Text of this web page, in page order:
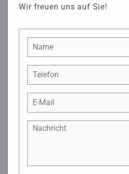
Wir freuen uns auf Sie!